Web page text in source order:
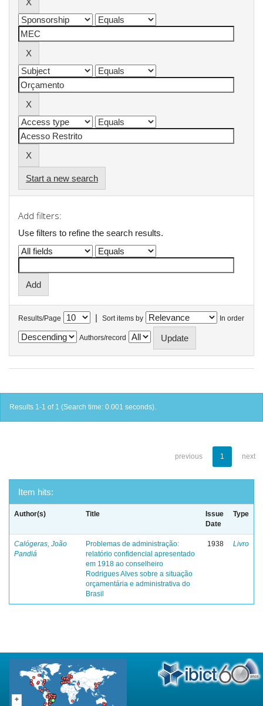
Start a new search
Add filters:
Use filters to refine the search results.
Results/Page | Sort items by In order
Authors/record
Results 1-1 of 1 (Search time: 0.001 seconds).
previous 1 next
Item hits:
Author(s) Title
Issue
Date
Type
Calógeras, João
Pandiá
Problemas de administração:
relatório confidencial apresentado
em 1918 ao conselheiro
Rodrigues Alves sobre a situação
orçamentária e administrativa do
Brasil
1938 Livro